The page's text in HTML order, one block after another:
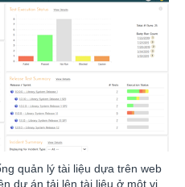
quản lý tài liệu dựa trên web
dự án tải lên tài liệu ở một vị